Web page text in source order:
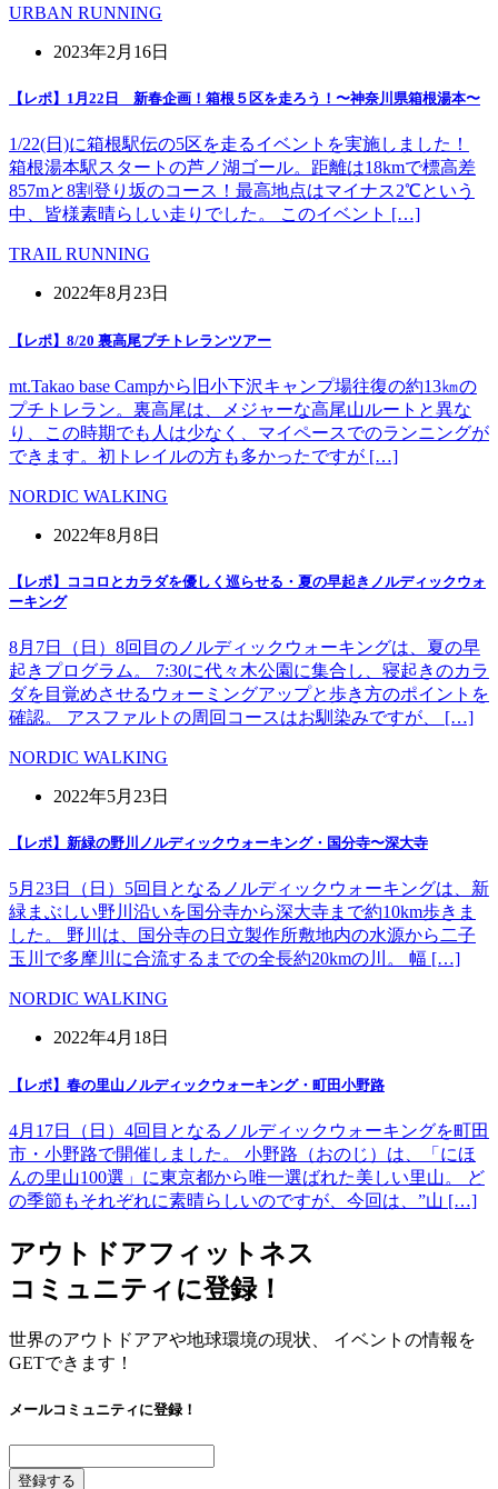
URBAN RUNNING
2023年2月16日
【レポ】1月22日 新春企画！箱根５区を走ろう！〜神奈川県箱根湯本〜
1/22(日)に箱根駅伝の5区を走るイベントを実施しました！
箱根湯本駅スタートの芦ノ湖ゴール。距離は18kmで標高差
857mと8割登り坂のコース！最高地点はマイナス2℃という
中、皆様素晴らしい走りでした。 このイベント […]
TRAIL RUNNING
2022年8月23日
【レポ】8/20 裏高尾プチトレランツアー
mt.Takao base Campから旧小下沢キャンプ場往復の約13㎞の
プチトレラン。裏高尾は、メジャーな高尾山ルートと異な
り、この時期でも人は少なく、マイペースでのランニングが
できます。初トレイルの方も多かったですが […]
NORDIC WALKING
2022年8月8日
【レポ】ココロとカラダを優しく巡らせる・夏の早起きノルディックウォ
ーキング
8月7日（日）8回目のノルディックウォーキングは、夏の早
起きプログラム。 7:30に代々木公園に集合し、寝起きのカラ
ダを目覚めさせるウォーミングアップと歩き方のポイントを
確認。 アスファルトの周回コースはお馴染みですが、 […]
NORDIC WALKING
2022年5月23日
【レポ】新緑の野川ノルディックウォーキング・国分寺〜深大寺
5月23日（日）5回目となるノルディックウォーキングは、新
緑まぶしい野川沿いを国分寺から深大寺まで約10km歩きま
した。 野川は、国分寺の日立製作所敷地内の水源から二子
玉川で多摩川に合流するまでの全長約20kmの川。 幅 […]
NORDIC WALKING
2022年4月18日
【レポ】春の里山ノルディックウォーキング・町田小野路
4月17日（日）4回目となるノルディックウォーキングを町田
市・小野路で開催しました。 小野路（おのじ）は、「にほ
んの里山100選」に東京都から唯一選ばれた美しい里山。 ど
の季節もそれぞれに素晴らしいのですが、今回は、”山 […]
アウトドアフィットネス
コミュニティに登録！
世界のアウトドアアや地球環境の現状、 イベントの情報を
GETできます！
メールコミュニティに登録！